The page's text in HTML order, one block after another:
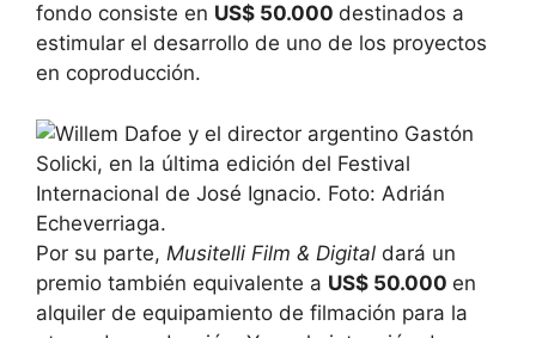
fondo consiste en US$ 50.000 destinados a
estimular el desarrollo de uno de los proyectos
en coproducción.
Por su parte, Musitelli Film & Digital dará un
premio también equivalente a US$ 50.000 en
alquiler de equipamiento de filmación para la